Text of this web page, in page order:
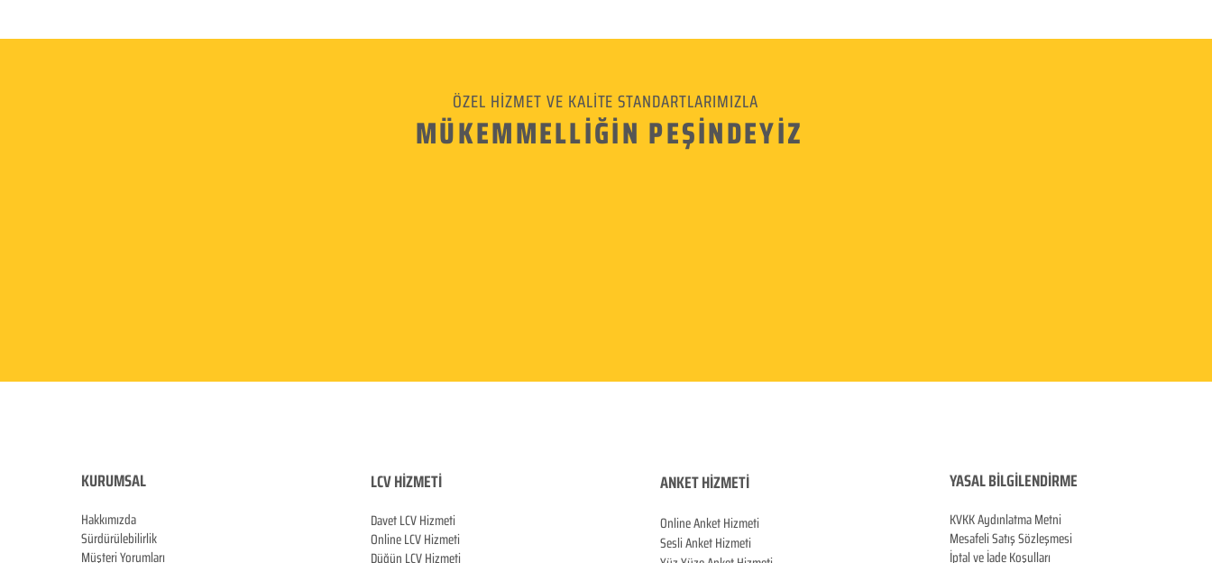
ÖZEL HİZMET VE KALİTE STANDARTLARIMIZLA
MÜKEMMELLİĞİN PEŞİNDEYİZ
KURUMSAL
Hakkımızda
Sürdürülebilirlik
Müşteri Yorumları
LCV HİZMETİ
Davet LCV Hizmeti
Online LCV Hizmeti
ANKET HİZMETİ
Online Anket Hizmeti
Sesli Anket Hizmeti
YASAL BİLGİLENDİRME
KVKK AydınlatmaMetni
Mesafeli Satış Sözleşmesi
İptal ve İade Koşulları